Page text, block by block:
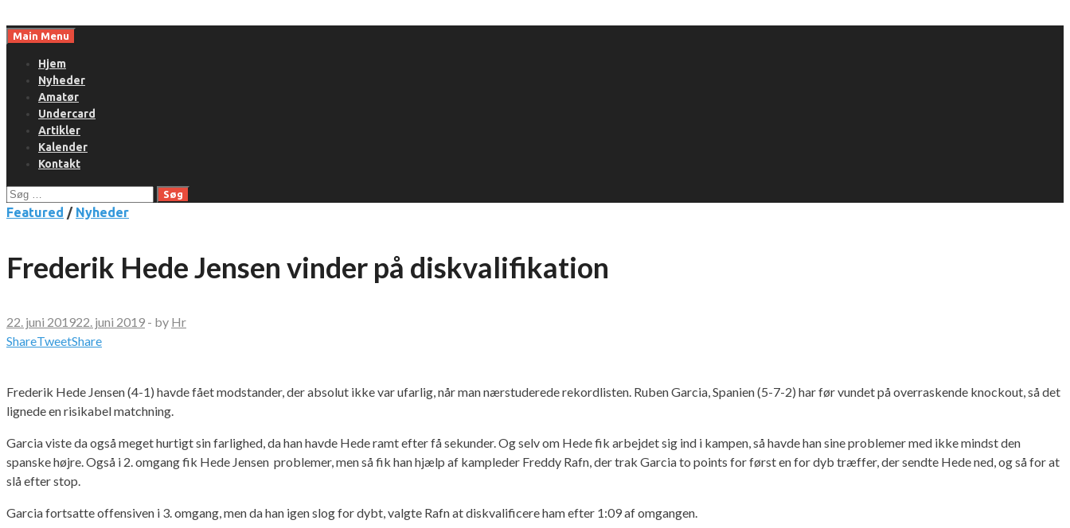
toMain Menu
Hjem
Nyheder
Amatør
Undercard
Artikler
Kalender
Kontakt
Søg
efter:
Featured / Nyheder
Frederik Hede Jensen vinder på diskvalifikation
22. juni 201922. juni 2019 - by Hr
ShareTweetShare
Frederik Hede Jensen (4-1) havde fået modstander, der absolut ikke var ufarlig, når man nærstuderede rekordlisten. Ruben Garcia, Spanien (5-7-2) har før vundet på overraskende knockout, så det
lignede en risikabel matchning.
Garcia viste da også meget hurtigt sin farlighed, da han havde Hede ramt efter få sekunder. Og selv om Hede fik arbejdet sig ind i kampen, så havde han sine problemer med ikke mindst den
spanske højre. Også i 2. omgang fik Hede Jensen problemer, men så fik han hjælp af kampleder Freddy Rafn, der trak Garcia to points for først en for dyb træffer, der sendte Hede ned, og så for at
slå efter stop.
Garcia fortsatte offensiven i 3. omgang, men da han igen slog for dybt, valgte Rafn at diskvalificere ham efter 1:09 af omgangen.